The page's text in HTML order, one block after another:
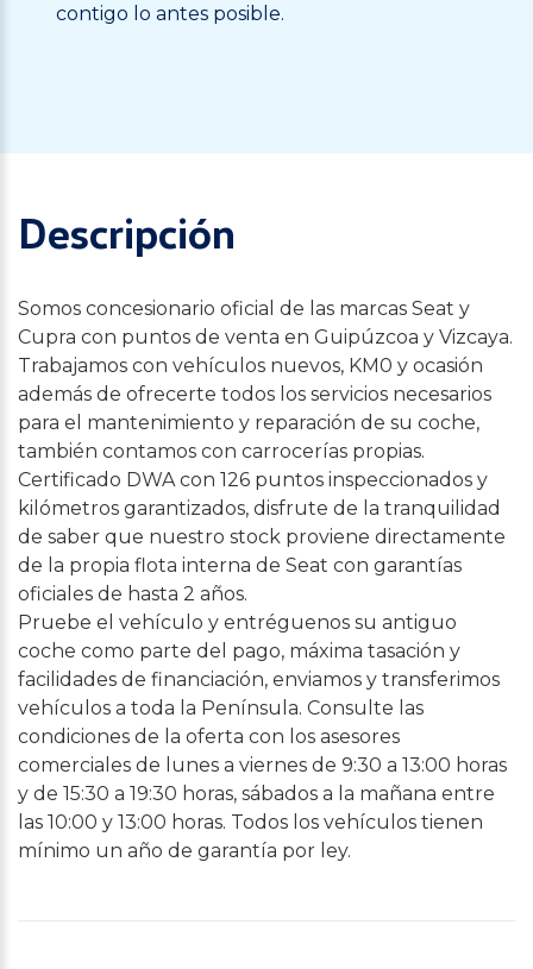
contigo lo antes posible.
Descripción
Somos concesionario oficial de las marcas Seat y
Cupra con puntos de venta en Guipúzcoa y Vizcaya.
Trabajamos con vehículos nuevos, KM0 y ocasión
además de ofrecerte todos los servicios necesarios
para el mantenimiento y reparación de su coche,
también contamos con carrocerías propias.
Certificado DWA con 126 puntos inspeccionados y
kilómetros garantizados, disfrute de la tranquilidad
de saber que nuestro stock proviene directamente
de la propia flota interna de Seat con garantías
oficiales de hasta 2 años.
Pruebe el vehículo y entréguenos su antiguo
coche como parte del pago, máxima tasación y
facilidades de financiación, enviamos y transferimos
vehículos a toda la Península. Consulte las
condiciones de la oferta con los asesores
comerciales de lunes a viernes de 9:30 a 13:00 horas
y de 15:30 a 19:30 horas, sábados a la mañana entre
las 10:00 y 13:00 horas. Todos los vehículos tienen
mínimo un año de garantía por ley.